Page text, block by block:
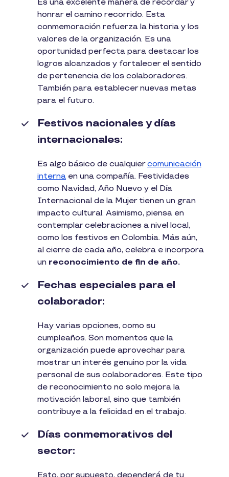
Es una excelente manera de recordar y
honrar el camino recorrido. Esta
conmemoración refuerza la historia y los
valores de la organización. Es una
oportunidad perfecta para destacar los
logros alcanzados y fortalecer el sentido
de pertenencia de los colaboradores.
También para establecer nuevas metas
para el futuro.
Festivos nacionales y días
internacionales:
Es algo básico de cualquiercomunicación
interna en una compañía. Festividades
como Navidad, Año Nuevo y el Día
Internacional de la Mujer tienen un gran
impacto cultural. Asimismo, piensa en
contemplar celebraciones a nivel local,
como los festivos en Colombia. Más aún,
al cierre de cada año, celebra e incorpora
un reconocimiento de fin de año.
Fechas especiales para el
colaborador:
Hay varias opciones, como su
cumpleaños. Son momentos que la
organización puede aprovechar para
mostrar un interés genuino por la vida
personal de sus colaboradores. Este tipo
de reconocimiento no solo mejora la
motivación laboral, sino que también
contribuye a la felicidad en el trabajo.
Días conmemorativos del
sector: